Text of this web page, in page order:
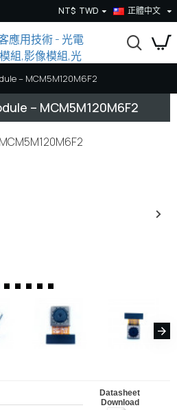
NT$ TWD 正體中文
– MCM5M120M6F2
– MCM5M120M6F2
Datasheet
Download